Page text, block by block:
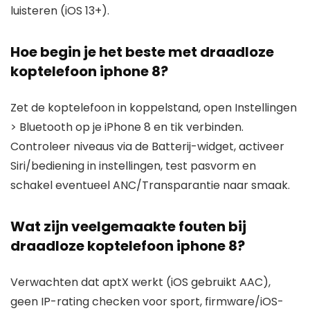
luisteren (iOS 13+).
Hoe begin je het beste met draadloze
koptelefoon iphone 8?
Zet de koptelefoon in koppelstand, open Instellingen
> Bluetooth op je iPhone 8 en tik verbinden.
Controleer niveaus via de Batterij-widget, activeer
Siri/bediening in instellingen, test pasvorm en
schakel eventueel ANC/Transparantie naar smaak.
Wat zijn veelgemaakte fouten bij
draadloze koptelefoon iphone 8?
Verwachten dat aptX werkt (iOS gebruikt AAC),
geen IP-rating checken voor sport, firmware/iOS-